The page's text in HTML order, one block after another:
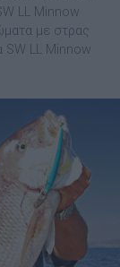
LL Minnow
µε στρας
LL Minnow